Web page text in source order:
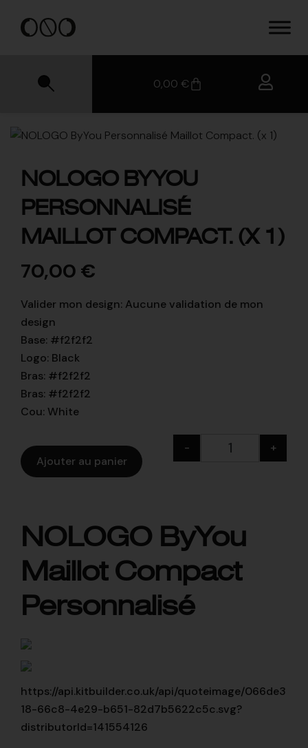
0,00 €
NOLOGO BYYOU
PERSONNALISÉ
MAILLOT COMPACT. (X 1)
70,00 €
Valider mon design: Aucune validation de mon
design
Base: #f2f2f2
Logo: Black
Bras: #f2f2f2
Bras: #f2f2f2
Cou: White
-
+
Ajouter au panier
NOLOGO ByYou
Maillot Compact
Personnalisé
https://api.kitbuilder.co.uk/api/quoteimage/066de3
18-66c8-4e29-b651-82d7b5622c5c.svg?
distributorId=141554126